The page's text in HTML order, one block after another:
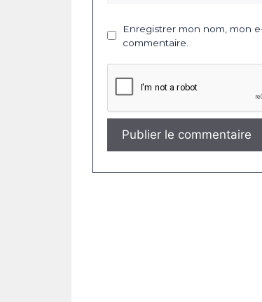
Enregistrer mon nom, mon
commentaire.